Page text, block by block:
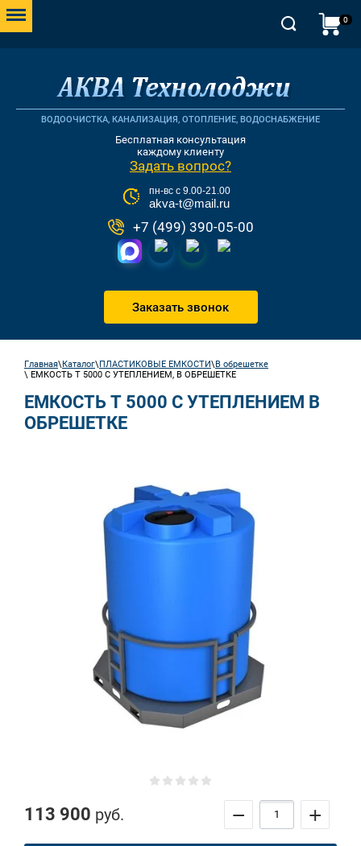
ВОДООЧИСТКА, КАНАЛИЗАЦИЯ, ОТОПЛЕНИЕ, ВОДОСНАБЖЕНИЕ
Бесплатная консультация
каждому клиенту
Задать вопрос?
пн-вс с 9.00-21.00
akva-t@mail.ru
+7 (499) 390-05-00
Заказать звонок
0
Главная\ Каталог\ ПЛАСТИКОВЫЕ ЕМКОСТИ\ В обрешетке
\ ЕМКОСТЬ Т 5000 С УТЕПЛЕНИЕМ, В ОБРЕШЕТКЕ
ЕМКОСТЬ Т 5000 С УТЕПЛЕНИЕМ В
ОБРЕШЕТКЕ
113 900 руб. − +